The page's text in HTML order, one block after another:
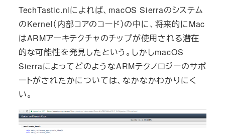
TechTastic.nlによれば、macOS Sierraのシステム
のKernel（内部コアのコード）の中に、将来的にMac
はARMアーキテクチャのチップが使用される潜在
的な可能性を発見したという。しかしmacOS
SierraによってどのようなARMテクノロジーのサポ
ートがされたかについては、なかなかわかりにく
い。